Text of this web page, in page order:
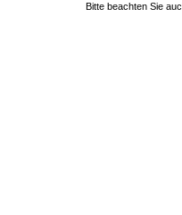
Bitte beachten Sie